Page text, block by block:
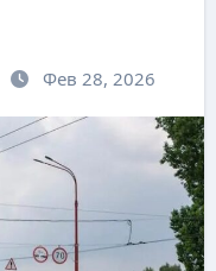
Фев 28, 2026